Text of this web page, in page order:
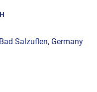
Salzuflen, Germany